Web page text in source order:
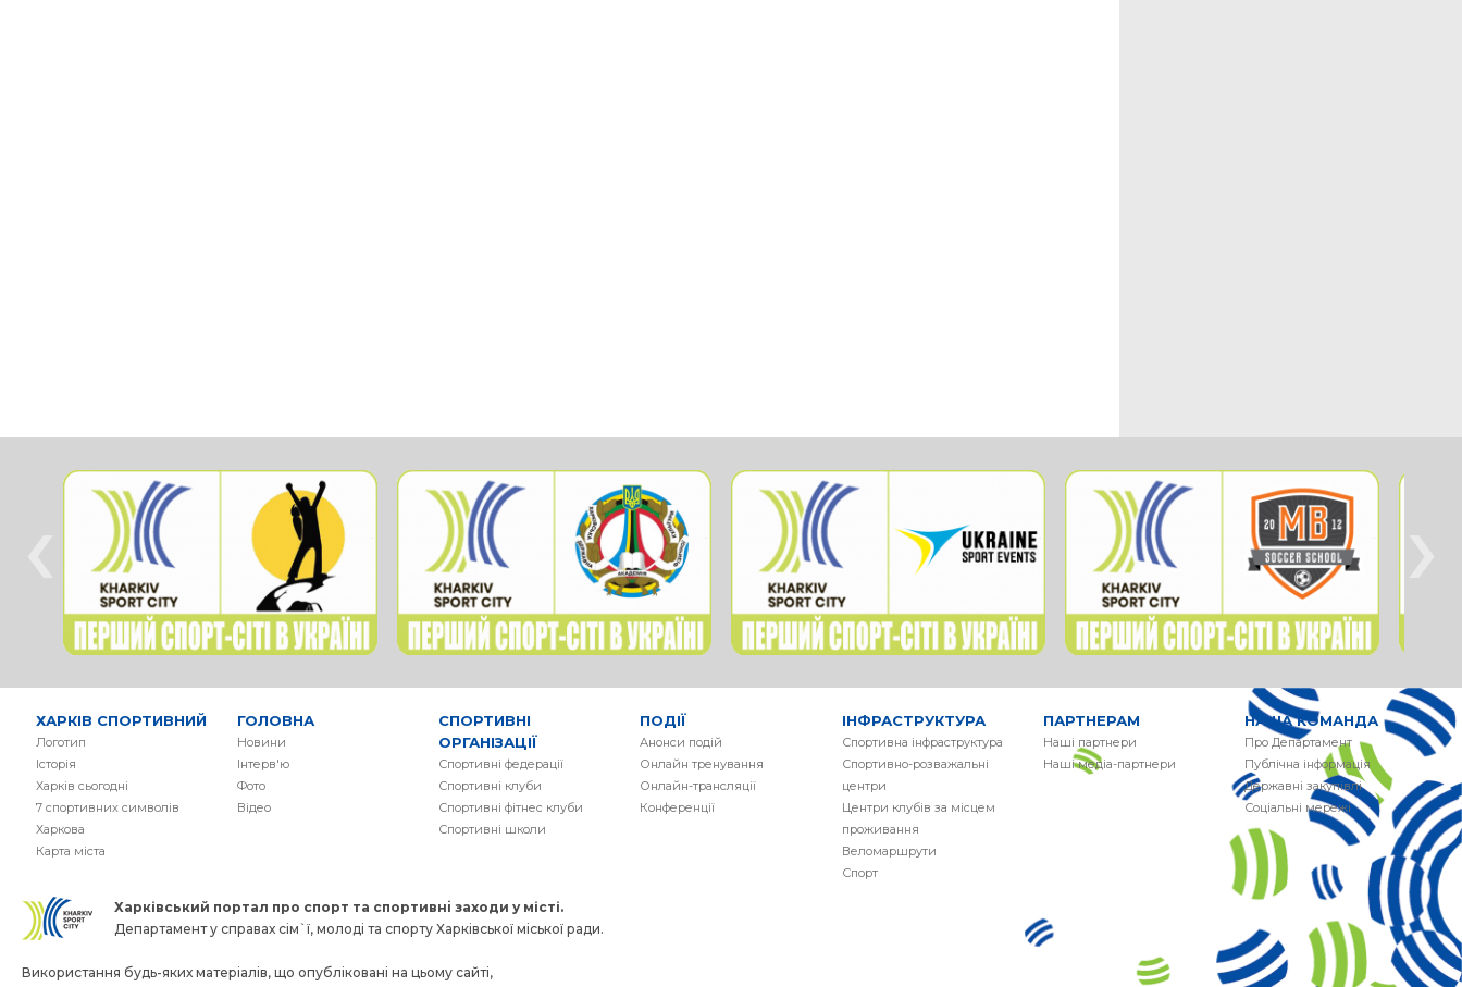
ХАРКІВ СПОРТИВНИЙ
Логотип
Історія
Харків сьогодні
7 спортивних символів
Харкова
Карта міста
ГОЛОВНА
Новини
Інтерв'ю
Фото
Вiдео
СПОРТИВНІ
ОРГАНІЗАЦІЇ
Спортивні федерації
Спортивні клуби
Спортивні фітнес клуби
Спортивні школи
ПОДІЇ
Анонси подій
Онлайн тренування
Онлайн-трансляції
Конференції
ІНФРАСТРУКТУРА
Спортивна інфраструктура
Спортивно-розважальні
центри
Центри клубів за місцем
проживання
Веломаршрути
Спорт
ПАРТНЕРАМ
Наші партнери
Наші медіа-партнери
НАША КОМАНДА
Про Департамент
Публічна інформація
Державні закупівлі
Соціальні мережі
Харківський портал про спорт та спортивнi заходи у місті.
Департамент у справах сім`ї, молоді та спорту Харківської міської ради.
Використання будь-яких матеріалів, що опубліковані на цьому сайті,